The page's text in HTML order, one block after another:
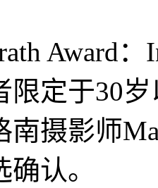
Award
限定于30
南摄影师
认。